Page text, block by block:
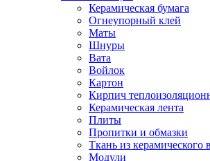
Керамическая бумага
Огнеупорный клей
Маты
Шнуры
Вата
Войлок
Картон
Кирпич
Керамическая лента
Плиты
Пропитки и обмазки
Ткань из керамического
Модули